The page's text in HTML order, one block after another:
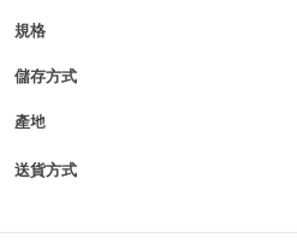
規格
儲存方式
產地
送貨方式